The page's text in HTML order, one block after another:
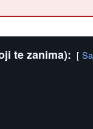
te zanima):